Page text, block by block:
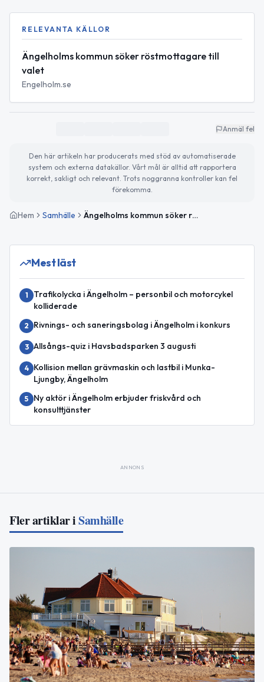
RELEVANTA KÄLLOR
Ängelholms kommun söker röstmottagare till
valet
Engelholm.se
Anmäl fel
Den här artikeln har producerats med stöd av automatiserade
system och externa datakällor. Vårt mål är alltid att rapportera
korrekt, sakligt och relevant. Trots noggranna kontroller kan fel
förekomma.
Hem Samhälle Ängelholms kommun söker röstmottagare till valet 2026
Mest läst
1
Trafikolycka i Ängelholm – personbil och motorcykel
kolliderade
2 Rivnings- och saneringsbolag i Ängelholm i konkurs
3 Allsångs-quiz i Havsbadsparken 3 augusti
4
Kollision mellan grävmaskin och lastbil i Munka-
Ljungby, Ängelholm
5
Ny aktör i Ängelholm erbjuder friskvård och
konsulttjänster
ANNONS
Fler artiklar iSamhälle